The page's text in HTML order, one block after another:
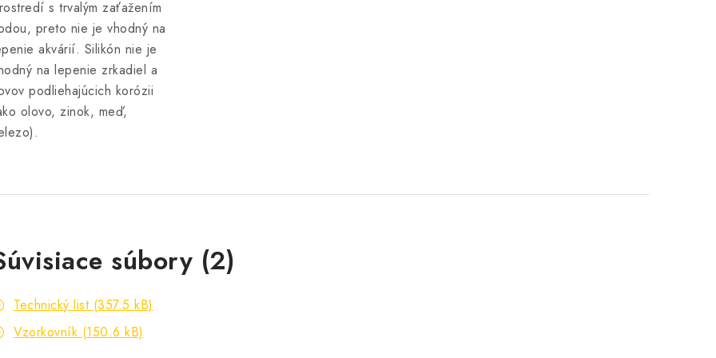
s trvalým zaťažením
preto nie je vhodný na
akvárií. Silikón nie je
na lepenie zrkadiel a
podliehajúcich korózii
olovo, zinok, meď,
súbory (2)
Technický list (357.5 kB)
Vzorkovník (150.6 kB)